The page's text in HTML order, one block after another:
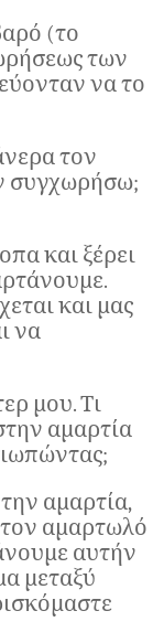
(το
των
να το
τον
συγχωρήσω;
και ξέρει
και μας
να
μου. Τι
αμαρτία
αμαρτία,
αμαρτωλό
αυτήν
μεταξύ